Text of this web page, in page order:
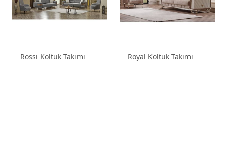
Rossi Koltuk Takımı Royal Koltuk Takımı